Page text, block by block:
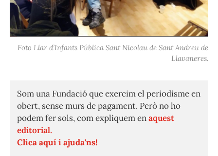
Foto Llar d’Infants Pública Sant Nicolau de Sant Andreu de
Llavaneres.
Som una Fundació que exercim el periodisme en
obert, sense murs de pagament. Però no ho
podem fer sols, com expliquem enaquest
editorial.
Clica aquí i ajuda'ns!